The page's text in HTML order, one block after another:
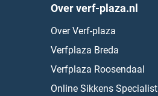
Over verf-plaza.nl
Over Verf-plaza
Verfplaza Breda
Verfplaza Roosendaal
Online Sikkens Specialist